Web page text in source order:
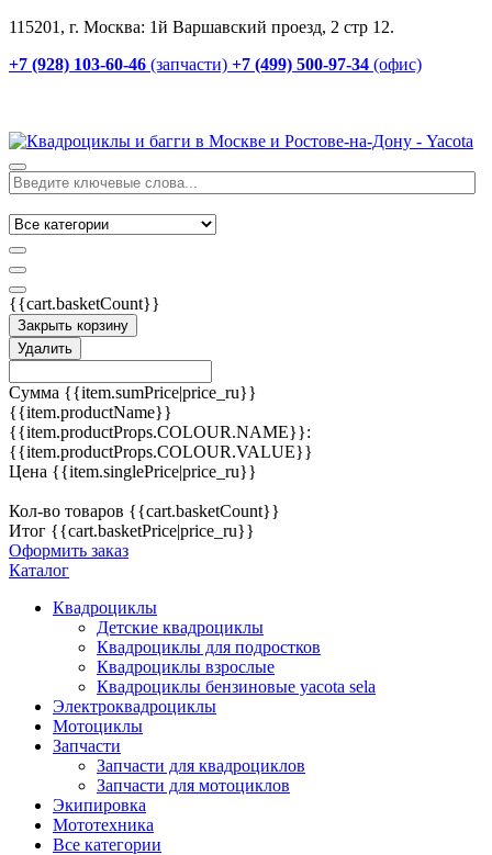
115201, г. Москва: 1й Варшавский проезд, 2 стр 12.
+7 (928) 103-60-46 (запчасти) +7 (499) 500-97-34 (офис)
{{cart.basketCount}}
Закрыть корзину
Удалить
Сумма {{item.sumPrice|price_ru}}
{{item.productName}}
{{item.productProps.COLOUR.NAME}}:
{{item.productProps.COLOUR.VALUE}}
Цена {{item.singlePrice|price_ru}}
Кол-во товаров {{cart.basketCount}}
Итог {{cart.basketPrice|price_ru}}
Оформить заказ
Каталог
Квадроциклы
Детские квадроциклы
Квадроциклы для подростков
Квадроциклы взрослые
Квадроциклы бензиновые yacota sela
Электроквадроциклы
Мотоциклы
Запчасти
Запчасти для квадроциклов
Запчасти для мотоциклов
Экипировка
Мототехника
Все категории